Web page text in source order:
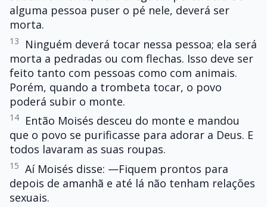
alguma pessoa puser o pé nele, deverá ser
morta.
13
Ninguém deverá tocar nessa pessoa; ela será
morta a pedradas ou com flechas. Isso deve ser
feito tanto com pessoas como com animais.
Porém, quando a trombeta tocar, o povo
poderá subir o monte.
14
Então Moisés desceu do monte e mandou
que o povo se purificasse para adorar a Deus. E
todos lavaram as suas roupas.
15 Aí Moisés disse: —Fiquem prontos para
depois de amanhã e até lá não tenham relações
sexuais.